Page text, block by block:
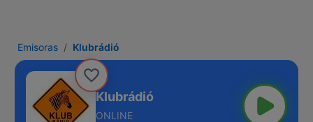
Emisoras Klubrádió
Klubrádió
ONLINE